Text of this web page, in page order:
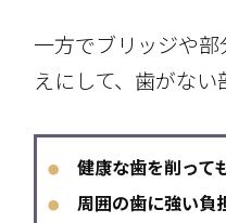
一方でブリッジや
えにして、歯がない
● 健康な歯を削って
● 周囲の歯に強い負